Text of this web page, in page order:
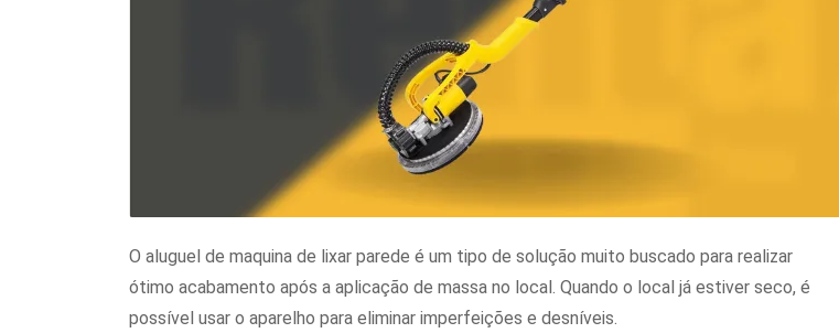
O aluguel de maquina de lixar parede é um tipo de solução muito buscado para realizar
ótimo acabamento após a aplicação de massa no local. Quando o local já estiver seco, é
possível usar o aparelho para eliminar imperfeições e desníveis.